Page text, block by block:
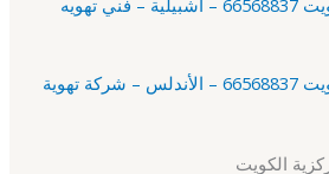
تهوية مركزية الكويت 66568837 – اشبيلية – فني تهويه
تهوية مركزية الكويت 66568837 – الأندلس – شركة تهوية
الكويت